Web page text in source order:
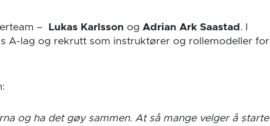
– Lukas Karlsson ogAdrian Ark Saastad . I
A-lag og rekrutt som instruktører og rollemodeller for
og ha det gøy sammen. At så mange velger å starte